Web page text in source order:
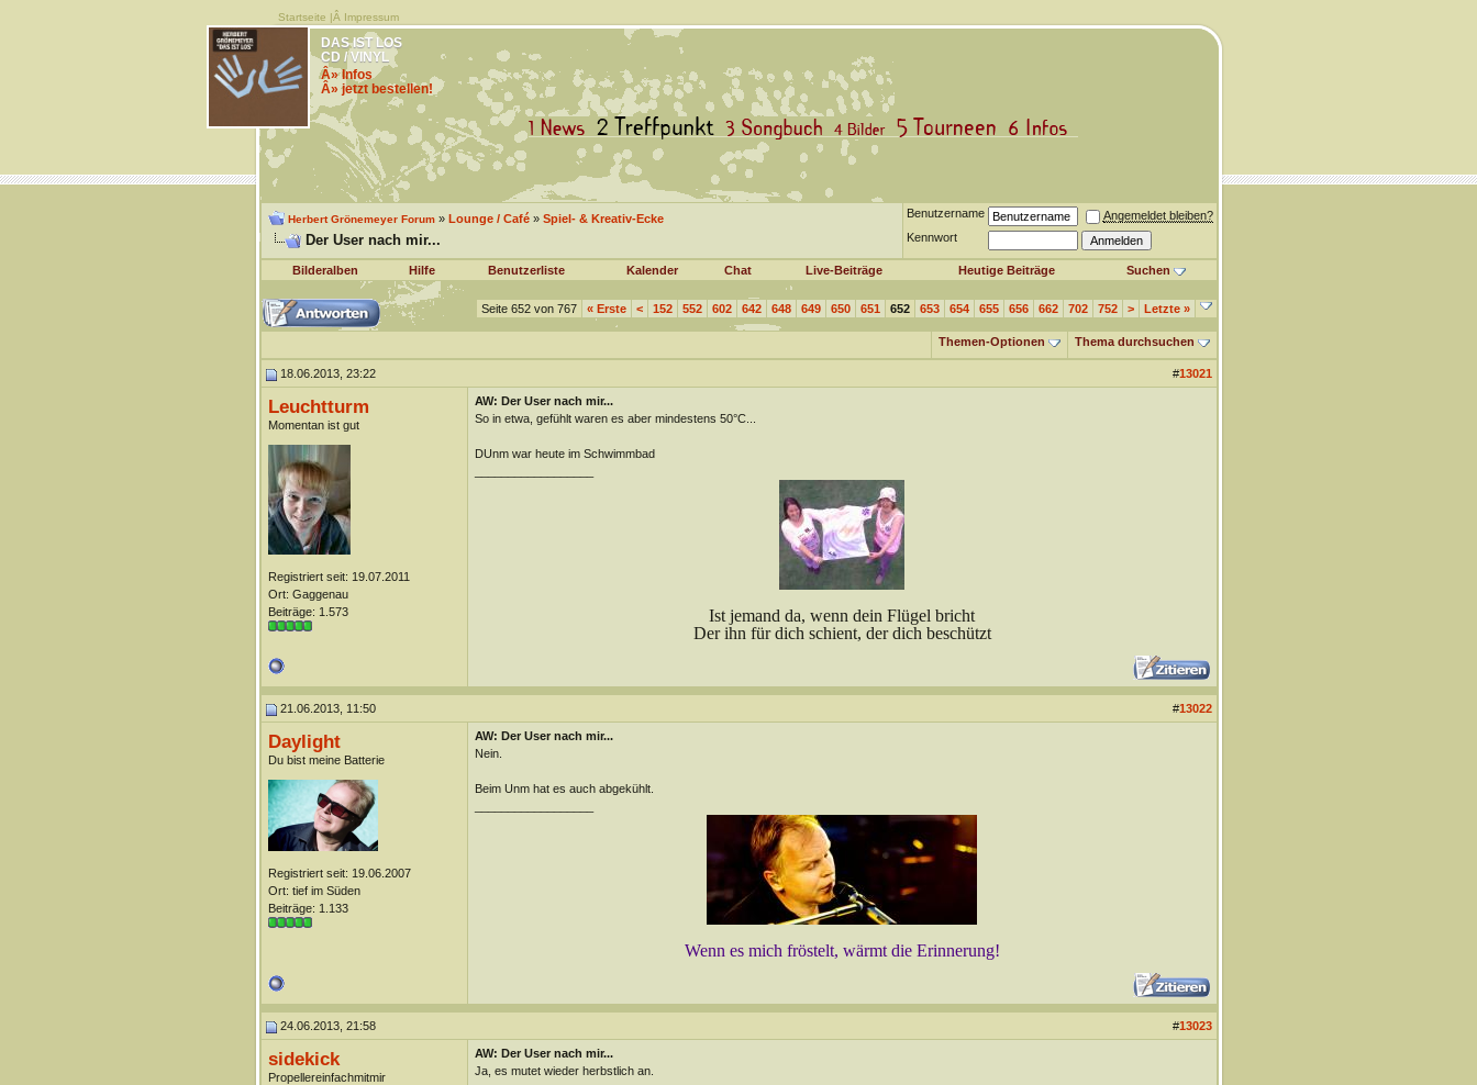
Startseite |Â Impressum
DAS IST LOS
CD / VINYL
Â» Infos
Â» jetzt bestellen!
Herbert Grönemeyer Forum» Lounge / Café» Spiel- & Kreativ-Ecke
Der User nach mir...
Benutzername
Angemeldet bleiben?
Kennwort
Bilderalben Hilfe Benutzerliste Kalender Chat Live-Beiträge Heutige Beiträge Suchen
Seite 652 von 767 «Erste < 152 552 602 642 648 649 650 651 652 653 654 655 656 662 702 752 > Letzte »
Themen-Optionen Thema durchsuchen
18.06.2013, 23:22 #13021
Leuchtturm
Momentan ist gut
Registriert seit: 19.07.2011
Ort: Gaggenau
Beiträge: 1.573
AW: Der User nach mir...
So in etwa, gefühlt waren es aber mindestens 50°C...
DUnm war heute im Schwimmbad
Ist jemand da, wenn dein Flügel bricht
Der ihn für dich schient, der dich beschützt
21.06.2013, 11:50 #13022
Daylight
Du bist meine Batterie
Registriert seit: 19.06.2007
Ort: tief im Süden
Beiträge: 1.133
AW: Der User nach mir...
Nein.
Beim Unm hat es auch abgekühlt.
Wenn es mich fröstelt, wärmt die Erinnerung!
24.06.2013, 21:58 #13023
sidekick
Propellereinfachmitmir
AW: Der User nach mir...
Ja, es mutet wieder herbstlich an.